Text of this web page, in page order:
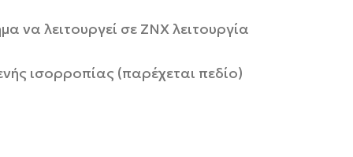
να λειτουργεί σε ΖΝΧ λειτουργία
ισορροπίας (παρέχεται πεδίο)